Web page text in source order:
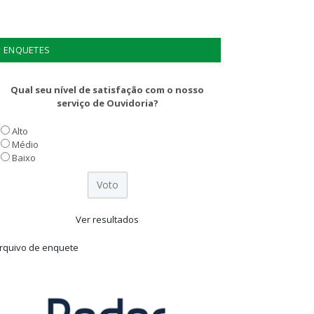
ENQUETES
Qual seu nível de satisfação com o nosso
serviço de Ouvidoria?
Alto
Médio
Baixo
Ver resultados
de enquete